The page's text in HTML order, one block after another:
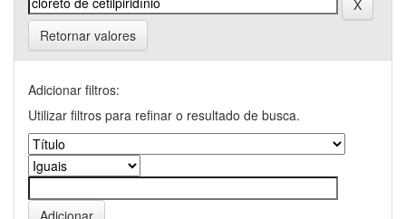
Retornar valores
Adicionar filtros:
Utilizar filtros para refinar o resultado de busca.